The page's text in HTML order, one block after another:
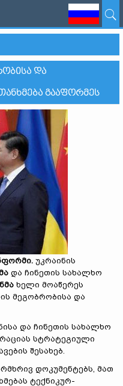
ᲓᲐ
ᲒᲐᲐᲤᲝᲠᲛᲔᲡ
უკრაინის
და ჩინეთის სახალხო
ხელი მოაწერეს
მეგობრობისა და
და ჩინეთის სახალხო
სტრატეგიული
შესახებ.
დოკუმენტებს, მათ
ტექნიკურ-